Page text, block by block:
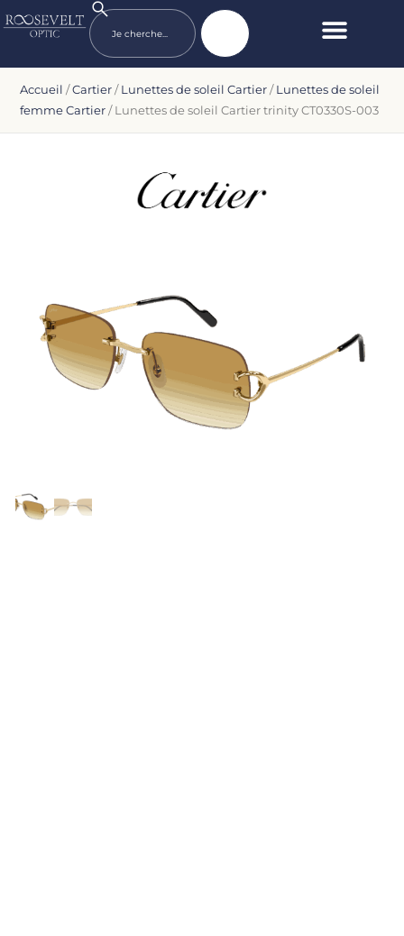
Accueil /Cartier/Lunettes de soleil Cartier/Lunettes de soleil
femme Cartier/ Lunettes de soleil Cartier trinity CT0330S-003